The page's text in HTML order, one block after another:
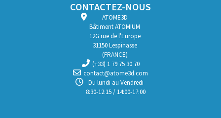
CONTACTEZ-NOUS
ATOME3D
Bâtiment ATOMIUM
12G rue de l'Europe
31150 Lespinasse
(FRANCE)
(+33) 1 79 75 30 70
contact@atome3d.com
Du lundi au Vendredi
8:30-12:15 / 14:00-17:00